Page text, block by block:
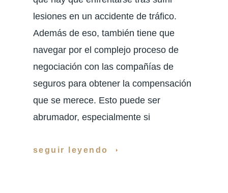
lesiones en un accidente de tráfico.
Además de eso, también tiene que
navegar por el complejo proceso de
negociación con las compañías de
seguros para obtener la compensación
que se merece. Esto puede ser
abrumador, especialmente si
seguir leyendo